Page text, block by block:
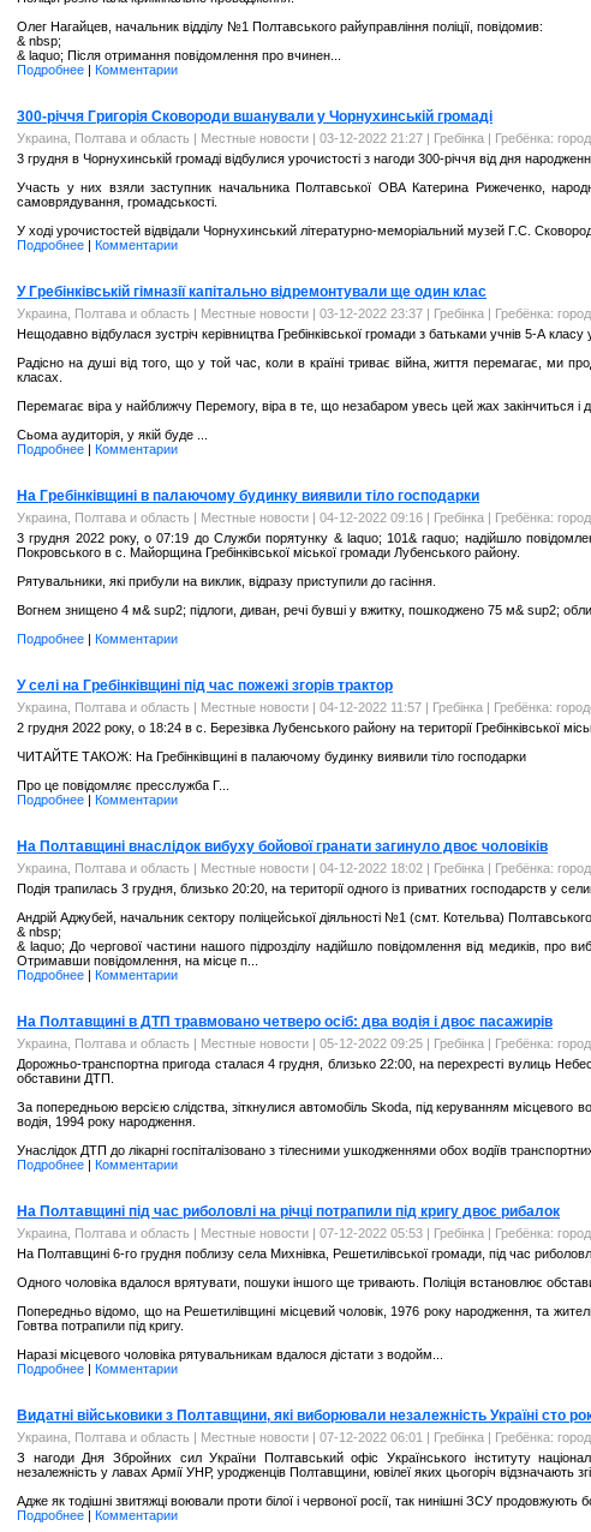
Олег Нагайцев, начальник відділу №1 Полтавського райуправління поліції, повідомив:
& nbsp;
& laquo; Після отримання повідомлення про вчинен...
Подробнее | Комментарии
300-річчя Григорія Сковороди вшанували у Чорнухинській громаді
Украина, Полтава и область | Местные новости | 03-12-2022 21:27 | Гребінка | Гребёнка:
3 грудня в Чорнухинській громаді відбулися урочистості з нагоди 300-річчя від дня
Участь у них взяли заступник начальника Полтавської ОВА Катерина Рижеченко,
самоврядування, громадськості.
У ході урочистостей відвідали Чорнухинський літературно-меморіальний музей Г.С.
Подробнее | Комментарии
У Гребінківській гімназії капітально відремонтували ще один клас
Украина, Полтава и область | Местные новости | 03-12-2022 23:37 | Гребінка | Гребёнка:
Нещодавно відбулася зустріч керівництва Гребінківської громади з батьками учнів 5-А класу у
Радісно на душі від того, що у той час, коли в країні триває війна, життя перемагає, ми
класах.
Перемагає віра у найближчу Перемогу, віра в те, що незабаром увесь цей жах закінчиться і
Сьома аудиторія, у якій буде ...
Подробнее | Комментарии
На Гребінківщині в палаючому будинку виявили тіло господарки
Украина, Полтава и область | Местные новости | 04-12-2022 09:16 | Гребінка | Гребёнка:
3 грудня 2022 року, о 07:19 до Служби порятунку & laquo; 101& raquo; надійшло
Покровського в с. Майорщина Гребінківської міської громади Лубенського району.
Рятувальники, які прибули на виклик, відразу приступили до гасіння.
Вогнем знищено 4 м& sup2; підлоги, диван, речі бувші у вжитку, пошкоджено 75 м& sup2;
Подробнее | Комментарии
У селі на Гребінківщині під час пожежі згорів трактор
Украина, Полтава и область | Местные новости | 04-12-2022 11:57 | Гребінка | Гребёнка:
2 грудня 2022 року, о 18:24 в с. Березівка Лубенського району на території Гребінківської
ЧИТАЙТЕ ТАКОЖ: На Гребінківщині в палаючому будинку виявили тіло господарки
Про це повідомляє пресслужба Г...
Подробнее | Комментарии
На Полтавщині внаслідок вибуху бойової гранати загинуло двоє чоловіків
Украина, Полтава и область | Местные новости | 04-12-2022 18:02 | Гребінка | Гребёнка:
Подія трапилась 3 грудня, близько 20:20, на території одного із приватних господарств у
Андрій Аджубей, начальник сектору поліцейської діяльності №1 (смт. Котельва) Полтавського
& nbsp;
& laquo; До чергової частини нашого підрозділу надійшло повідомлення від медиків, про
Отримавши повідомлення, на місце п...
Подробнее | Комментарии
На Полтавщині в ДТП травмовано четверо осіб: два водія і двоє пасажирів
Украина, Полтава и область | Местные новости | 05-12-2022 09:25 | Гребінка | Гребёнка:
Дорожньо-транспортна пригода сталася 4 грудня, близько 22:00, на перехресті вулиць
обставини ДТП.
За попередньою версією слідства, зіткнулися автомобіль Skoda, під керуванням місцевого
водія, 1994 року народження.
Унаслідок ДТП до лікарні госпіталізовано з тілесними ушкодженнями обох водіїв
Подробнее | Комментарии
На Полтавщині під час риболовлі на річці потрапили під кригу двоє рибалок
Украина, Полтава и область | Местные новости | 07-12-2022 05:53 | Гребінка | Гребёнка:
На Полтавщині 6-го грудня поблизу села Михнівка, Решетилівської громади, під час
Одного чоловіка вдалося врятувати, пошуки іншого ще тривають. Поліція встановлює
Попередньо відомо, що на Решетилівщині місцевий чоловік, 1976 року народження, та
Говтва потрапили під кригу.
Наразі місцевого чоловіка рятувальникам вдалося дістати з водойм...
Подробнее | Комментарии
Видатні військовики з Полтавщини, які виборювали незалежність Україні сто
Украина, Полтава и область | Местные новости | 07-12-2022 06:01 | Гребінка | Гребёнка:
З нагоди Дня Збройних сил України Полтавський офіс Українського інституту
незалежність у лавах Армії УНР, уродженців Полтавщини, ювілеї яких цьогоріч відзначають
Адже як тодішні звитяжці воювали проти білої і червоної росії, так нинішні ЗСУ продовжують
Подробнее | Комментарии